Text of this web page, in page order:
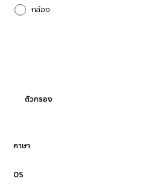
กล้อง
ตัวกรอง
ภาษา
OS